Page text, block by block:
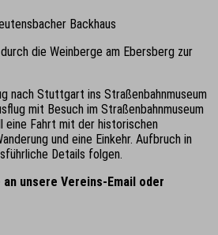
Backhaus
die Weinberge am Ebersberg zur
nach Stuttgart ins Straßenbahnmuseum
mit Besuch im Straßenbahnmuseum
eine Fahrt mit der historischen
und eine Einkehr. Aufbruch in
Details folgen.
unsere Vereins-Email oder